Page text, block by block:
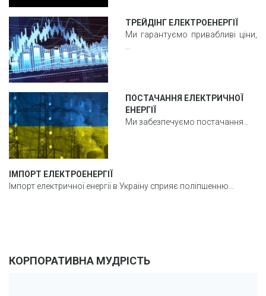
ТРЕЙДІНГ ЕЛЕКТРОЕНЕРГІЇ
Ми гарантуємо привабливі ціни,
ПОСТАЧАННЯ ЕЛЕКТРИЧНОЇ
ЕНЕРГІЇ
Ми забезпечуємо постачання…
ІМПОРТ ЕЛЕКТРОЕНЕРГІЇ
Імпорт електричної енергії в Україну сприяє поліпшенню…
КОРПОРАТИВНА МУДРІСТЬ